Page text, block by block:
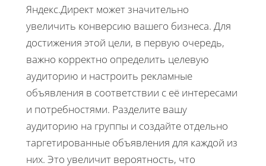
Яндекс.Директ может значительно
увеличить конверсию вашего бизнеса. Для
достижения этой цели, в первую очередь,
важно корректно определить целевую
аудиторию и настроить рекламные
объявления в соответствии с её интересами
и потребностями. Разделите вашу
аудиторию на группы и создайте отдельно
таргетированные объявления для каждой из
них. Это увеличит вероятность, что